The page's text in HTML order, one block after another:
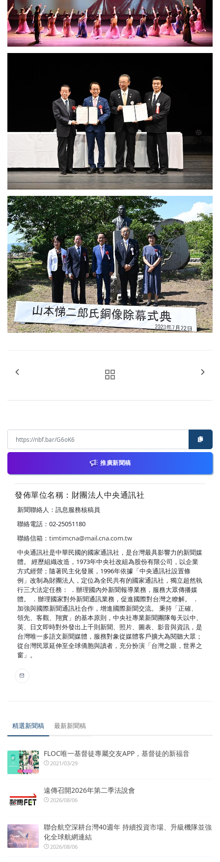
推廣新聞稿
發佈單位名稱：財團法人中央通訊社
新聞聯絡人：訊息服務核稿員
聯絡電話：02-25051180
聯絡信箱： timtimcna@mail.cna.com.tw
中央通訊社是中華民國的國家通訊社，是台灣最具影響力的新聞媒
體。 經歷組織改造，1973年中央社改組為股份有限公司，以企業
方式經營；隨著民主化發展，1996年依據「中央通訊社設置條
例」改制為財團法人，定位為全民共有的國家通訊社，獨立超然執
行三大法定任務： ．辦理國內外新聞報導業務，服務大眾傳播媒
體。 ．辦理國家對外新聞通訊業務，促進國際對台灣之瞭解。 ．
加強與國際新聞通訊社合作，增進國際新聞交流。 秉持「正確、
領先、客觀、翔實」的基本原則，中央社專業新聞團隊每天以中、
英、日文即時對外發出上千則新聞、照片、圖表、影音與資訊，是
台灣唯一多語文新聞媒體，服務對象從媒體客戶擴大為閱聽大眾；
從台灣民眾延伸至全球僑胞與讀者，充分扮演「台灣之眼，世界之
窗」。
精選新聞稿 最新新聞稿
FLOC唯一基督徒專屬交友APP，基督徒的新福音
2021/03/29
遠傳召開2026年第二季法說會
2026/08/06
聯合航空深耕台灣40週年 持續投資市場、升級機隊並強
化全球航網連結
2026/08/06